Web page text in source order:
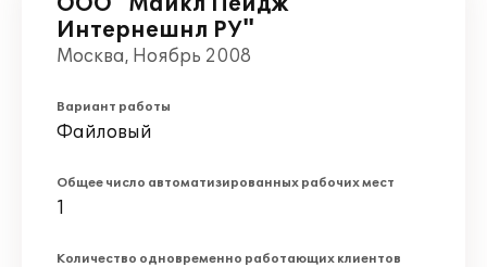
Интернешнл РУ"
Москва, Ноябрь 2008
Вариант работы
Файловый
Общее число автоматизированных рабочих мест
1
Количество одновременно работающих клиентов